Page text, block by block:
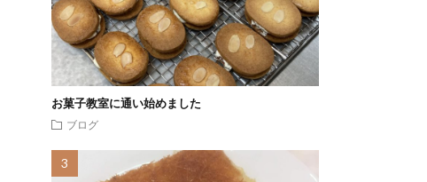
お菓子教室に通い始めました
ブログ